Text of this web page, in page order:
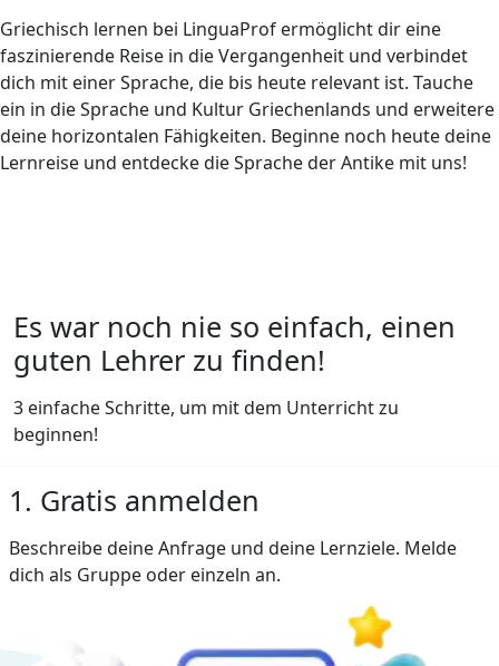
Griechisch lernen bei LinguaProf ermöglicht dir eine
faszinierende Reise in die Vergangenheit und verbindet
dich mit einer Sprache, die bis heute relevant ist. Tauche
ein in die Sprache und Kultur Griechenlands und erweitere
deine horizontalen Fähigkeiten. Beginne noch heute deine
Lernreise und entdecke die Sprache der Antike mit uns!
Es war noch nie so einfach, einen
guten Lehrer zu finden!
3 einfache Schritte, um mit dem Unterricht zu
beginnen!
1. Gratis anmelden
Beschreibe deine Anfrage und deine Lernziele. Melde
dich als Gruppe oder einzeln an.